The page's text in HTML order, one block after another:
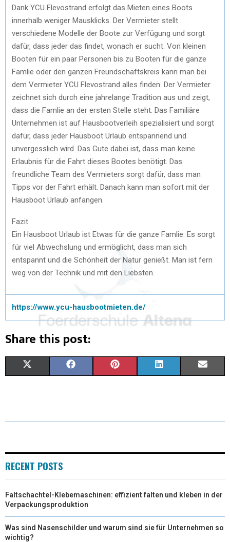
Dank YCU Flevostrand erfolgt das Mieten eines Boots
innerhalb weniger Mausklicks. Der Vermieter stellt
verschiedene Modelle der Boote zur Verfügung und sorgt
dafür, dass jeder das findet, wonach er sucht. Von kleinen
Booten für ein paar Personen bis zu Booten für die ganze
Famlie oder den ganzen Freundschaftskreis kann man bei
dem Vermieter YCU Flevostrand alles finden. Der Vermieter
zeichnet sich durch eine jahrelange Tradition aus und zeigt,
dass die Famlie an der ersten Stelle steht. Das Familiäre
Unternehmen ist auf Hausbootverleih spezialisiert und sorgt
dafür, dass jeder Hausboot Urlaub entspannend und
unvergesslich wird. Das Gute dabei ist, dass man keine
Erlaubnis für die Fahrt dieses Bootes benötigt. Das
freundliche Team des Vermieters sorgt dafür, dass man
Tipps vor der Fahrt erhält. Danach kann man sofort mit der
Hausboot Urlaub anfangen.
Fazit
Ein Hausboot Urlaub ist Etwas für die ganze Famlie. Es sorgt
für viel Abwechslung und ermöglicht, dass man sich
entspannt und die Schönheit der Natur genießt. Man ist fern
weg von der Technik und mit den Liebsten.
https://www.ycu-hausbootmieten.de/
Share this post:
W
E
)
E
K
T
S
K
N
I
RECENT POSTS
Faltschachtel-Klebemaschinen: effizient falten und kleben in der
Verpackungsproduktion
Was sind Nasenschilder und warum sind sie für Unternehmen so
wichtig?